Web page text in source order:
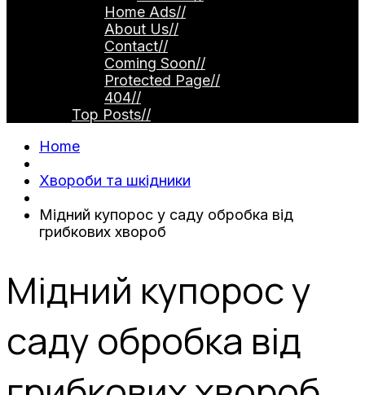
Home Ads//
About Us//
Contact//
Coming Soon//
Protected Page//
404//
Top Posts//
Home
Хвороби та шкідники
Мідний купорос у саду обробка від
грибкових хвороб
Мідний купорос у
саду обробка від